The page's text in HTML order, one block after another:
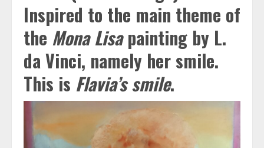
Inspired to the main theme of
the Mona Lisapainting by L.
da Vinci, namely her smile.
This is Flavia’s smile.